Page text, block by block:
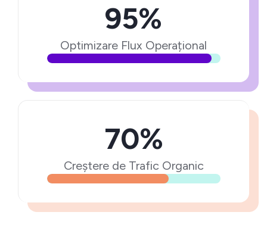
95%
Optimizare Flux Operațional
70%
Creștere de Trafic Organic